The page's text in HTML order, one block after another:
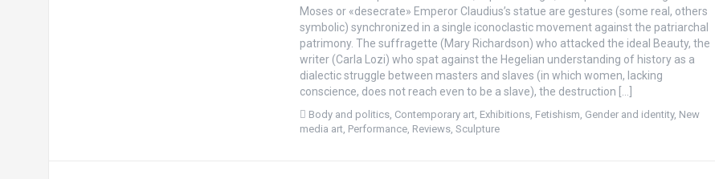
Moses or «desecrate» Emperor Claudius’s statue are gestures (some real, others
symbolic) synchronized in a single iconoclastic movement against the patriarchal
patrimony. The suffragette (Mary Richardson) who attacked the ideal Beauty, the
writer (Carla Lozi) who spat against the Hegelian understanding of history as a
dialectic struggle between masters and slaves (in which women, lacking
conscience, does not reach even to be a slave), the destruction […]
Body and politics, Contemporary art, Exhibitions, Fetishism, Gender and identity, New
media art, Performance, Reviews,Sculpture